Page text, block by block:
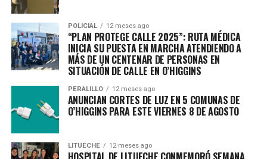
POLICIAL 12 meses ago
“PLAN PROTEGE CALLE 2025”: RUTA MÉDICA
INICIA SU PUESTA EN MARCHA ATENDIENDO A
MÁS DE UN CENTENAR DE PERSONAS EN
SITUACIÓN DE CALLE EN O’HIGGINS
PERALILLO 12 meses ago
ANUNCIAN CORTES DE LUZ EN 5 COMUNAS DE
O’HIGGINS PARA ESTE VIERNES 8 DE AGOSTO
LITUECHE 12 meses ago